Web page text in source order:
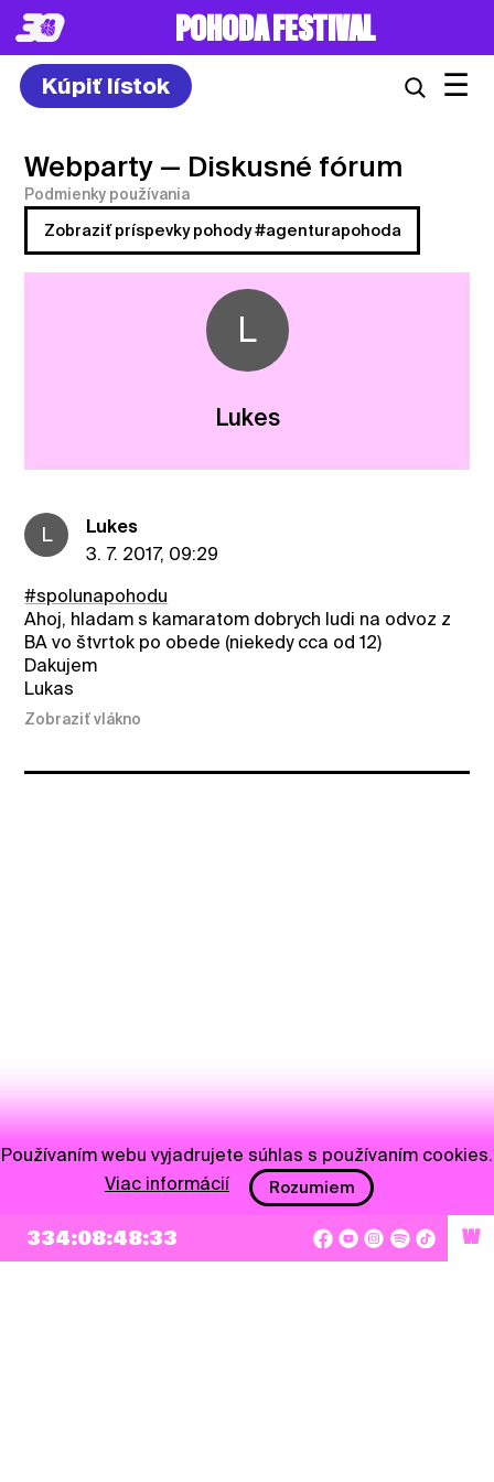
POHODA FESTIVAL
Kúpiť lístok ☰
Webparty — Diskusné fórum
Podmienky používania
Zobraziť príspevky pohody #agenturapohoda
L
Lukes
L
Lukes
3. 7. 2017, 09:29
#spolunapohodu
Ahoj, hladam s kamaratom dobrych ludi na odvoz z
BA vo štvrtok po obede (niekedy cca od 12)
Dakujem
Lukas
Zobraziť vlákno
334:08:48:33 W
Používaním webu vyjadrujete súhlas s používaním cookies.
Viac informácií
Rozumiem